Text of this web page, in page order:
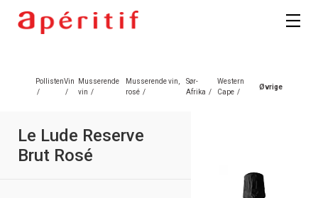
Pollisten
/
Vin
/
Musserende
vin /
Musserende vin,
rosé /
Sør-
Afrika /
Western
Cape /
Øvrige
Le Lude Reserve
Brut Rosé